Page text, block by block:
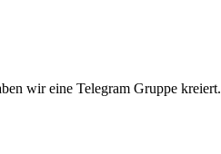
wir eine Telegram Gruppe kreiert.